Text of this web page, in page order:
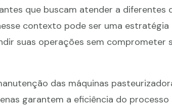
que buscam atender a diferentes
contexto pode ser uma estratégia
suas operações sem comprometer
das máquinas
garantem a eficiência do processo